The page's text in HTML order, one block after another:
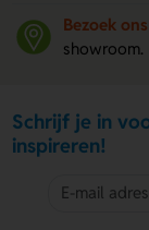
Bezoek ons
showroom.
Schrijf je in
inspireren!